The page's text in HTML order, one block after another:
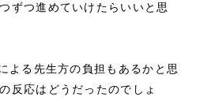
ずつ進めていけたらいいと思
よる先生方の負担もあるかと思
反応はどうだったのでしょ